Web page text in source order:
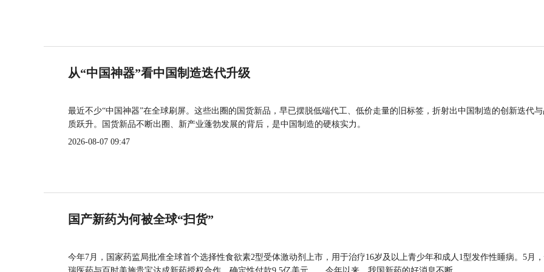
从“中国神器”看中国制造迭代升级
最近不少“中国神器”在全球刷屏。这些出圈的国货新品，早已摆脱低端代工、低价走量的旧标签，折射出中国制造的创新迭代
质跃升。国货新品不断出圈、新产业蓬勃发展的背后，是中国制造的硬核实力。
2026-08-07 09:47
国产新药为何被全球“扫货”
今年7月，国家药监局批准全球首个选择性食欲素2型受体激动剂上市，用于治疗16岁及以上青少年和成人1型发作性睡病。5月